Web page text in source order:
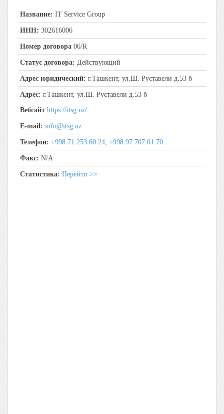
Название: IT Service Group
ИНН: 302616006
Номер договора 06/R
Статус договора: Действующий
Адрес юридический: г.Ташкент, ул.Ш. Руставели д.53 б
Адрес: г.Ташкент, ул.Ш. Руставели д.53 б
Вебсайт https://itsg.uz/
E-mail: info@itsg.uz
Телефон: +998 71 253 60 24, +998 97 707 01 70
Факс: N/A
Статистика: Перейти >>